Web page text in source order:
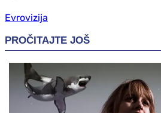
Evrovizija